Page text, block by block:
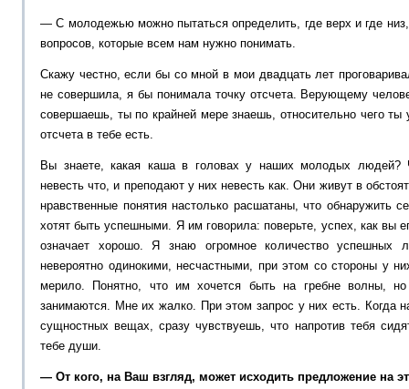
— С молодежью можно пытаться определить, где верх и где
вопросов, которые всем нам нужно понимать.
Скажу честно, если бы со мной в мои двадцать лет
не совершила, я бы понимала точку отсчета. Верующему
совершаешь, ты по крайней мере знаешь, относительно чего ты
отсчета в тебе есть.
Вы знаете, какая каша в головах у наших молодых людей?
невесть что, и преподают у них невесть как. Они живут в
нравственные понятия настолько расшатаны, что обнаружить
хотят быть успешными. Я им говорила: поверьте, успех, как вы
означает хорошо. Я знаю огромное количество успешных
невероятно одинокими, несчастными, при этом со стороны у
мерило. Понятно, что им хочется быть на гребне волны,
занимаются. Мне их жалко. При этом запрос у них есть. Когда
сущностных вещах, сразу чувствуешь, что напротив тебя
тебе души.
— От кого, на Ваш взгляд, может исходить предложение на